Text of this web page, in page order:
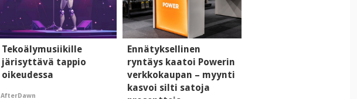
Tekoälymusiikille
järisyttävä tappio
oikeudessa
AfterDawn
Ennätyksellinen
ryntäys kaatoi Powerin
verkkokaupan – myynti
kasvoi silti satoja